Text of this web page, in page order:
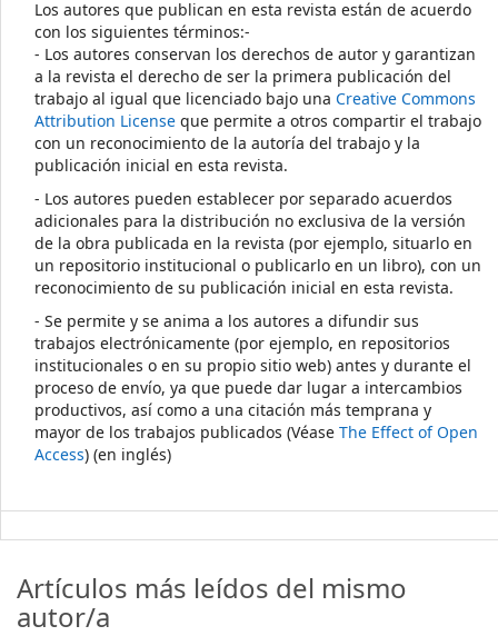
Los autores que publican en esta revista están de acuerdo
con los siguientes términos:-
- Los autores conservan los derechos de autor y garantizan
a la revista el derecho de ser la primera publicación del
trabajo al igual que licenciado bajo una Creative Commons
Attribution License que permite a otros compartir el trabajo
con un reconocimiento de la autoría del trabajo y la
publicación inicial en esta revista.
- Los autores pueden establecer por separado acuerdos
adicionales para la distribución no exclusiva de la versión
de la obra publicada en la revista (por ejemplo, situarlo en
un repositorio institucional o publicarlo en un libro), con un
reconocimiento de su publicación inicial en esta revista.
- Se permite y se anima a los autores a difundir sus
trabajos electrónicamente (por ejemplo, en repositorios
institucionales o en su propio sitio web) antes y durante el
proceso de envío, ya que puede dar lugar a intercambios
productivos, así como a una citación más temprana y
mayor de los trabajos publicados (Véase The Effect of Open
Access) (en inglés)
Artículos más leídos del mismo
autor/a